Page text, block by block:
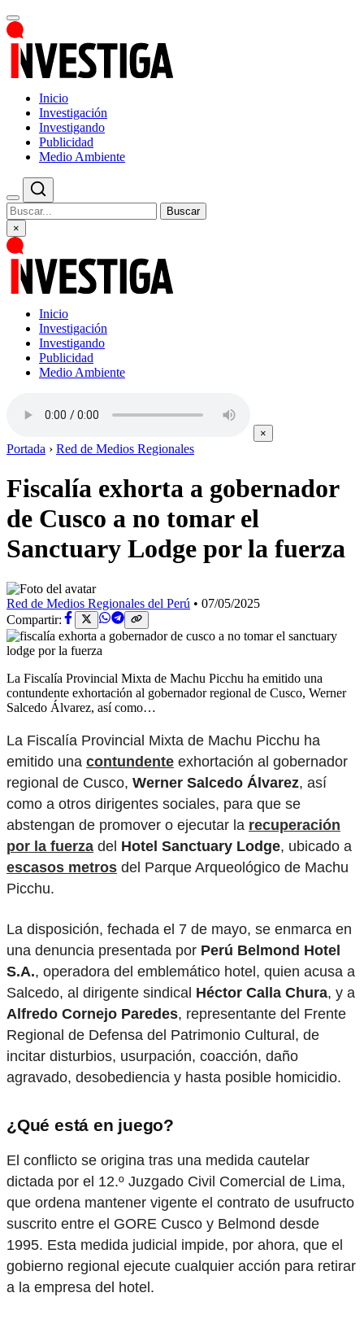
Inicio
Investigación
Investigando
Publicidad
Medio Ambiente
Buscar
×
Inicio
Investigación
Investigando
Publicidad
Medio Ambiente
×
Portada › Red de Medios Regionales
Fiscalía exhorta a gobernador
de Cusco a no tomar el
Sanctuary Lodge por la fuerza
Red de Medios Regionales del Perú • 07/05/2025
Compartir:
La Fiscalía Provincial Mixta de Machu Picchu ha emitido una
contundente exhortación al gobernador regional de Cusco, Werner
Salcedo Álvarez, así como…
La Fiscalía Provincial Mixta de Machu Picchu ha
emitido una contundente exhortación al gobernador
regional de Cusco, Werner Salcedo Álvarez, así
como a otros dirigentes sociales, para que se
abstengan de promover o ejecutar la recuperación
por la fuerza del Hotel Sanctuary Lodge, ubicado a
escasos metros del Parque Arqueológico de Machu
Picchu.
La disposición, fechada el 7 de mayo, se enmarca en
una denuncia presentada por Perú Belmond Hotel
S.A., operadora del emblemático hotel, quien acusa a
Salcedo, al dirigente sindical Héctor Calla Chura, y a
Alfredo Cornejo Paredes, representante del Frente
Regional de Defensa del Patrimonio Cultural, de
incitar disturbios, usurpación, coacción, daño
agravado, desobediencia y hasta posible homicidio.
¿Qué está en juego?
El conflicto se origina tras una medida cautelar
dictada por el 12.º Juzgado Civil Comercial de Lima,
que ordena mantener vigente el contrato de usufructo
suscrito entre el GORE Cusco y Belmond desde
1995. Esta medida judicial impide, por ahora, que el
gobierno regional ejecute cualquier acción para retirar
a la empresa del hotel.